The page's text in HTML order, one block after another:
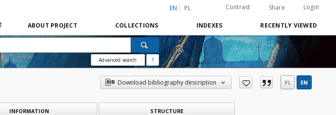
EN PL Contrast Share Login
ABOUT PROJECT COLLECTIONS INDEXES RECENTLY VIEWED
Advanced search ?
Download bibliography description PL EN
INFORMATION STRUCTURE